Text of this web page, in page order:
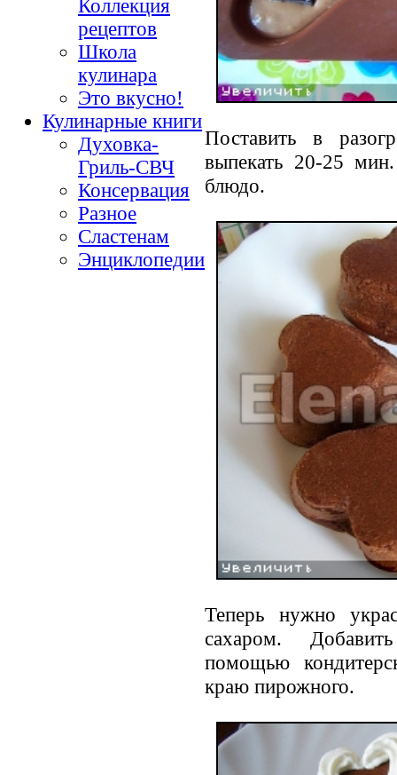
Коллекция
рецептов
Школа
кулинара
Это вкусно!
Кулинарные книги
Духовка-
Гриль-СВЧ
Консервация
Разное
Сластенам
Энциклопедии
Поставить в
выпекать 20-25
блюдо.
Теперь нужно
сахаром.
помощью
краю пирожного.